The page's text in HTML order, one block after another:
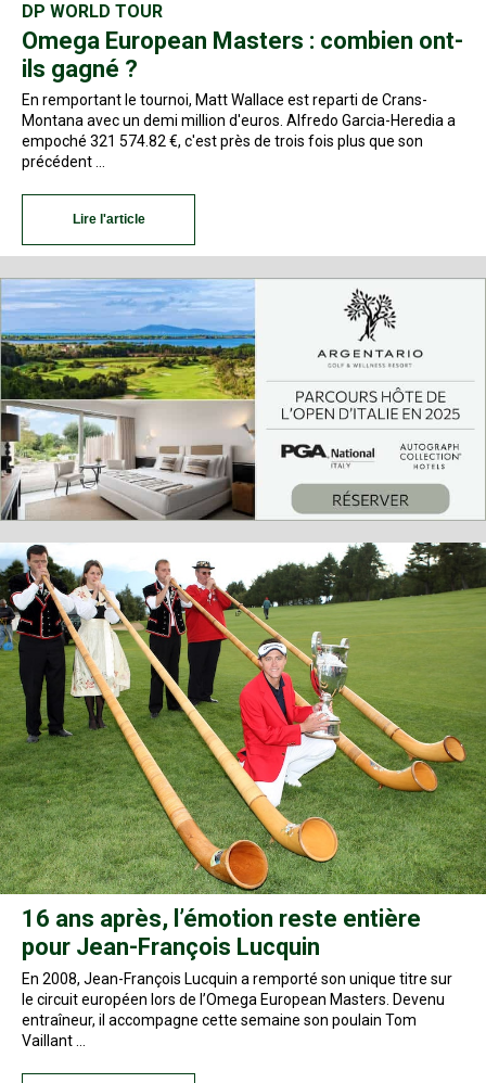
DP WORLD TOUR
Omega European Masters : combien ont-
ils gagné ?
En remportant le tournoi, Matt Wallace est reparti de Crans-
Montana avec un demi million d'euros. Alfredo Garcia-Heredia a
empoché 321 574.82 €, c'est près de trois fois plus que son
précédent …
Lire l'article
16 ans après, l’émotion reste entière
pour Jean-François Lucquin
En 2008, Jean-François Lucquin a remporté son unique titre sur
le circuit européen lors de l’Omega European Masters. Devenu
entraîneur, il accompagne cette semaine son poulain Tom
Vaillant …